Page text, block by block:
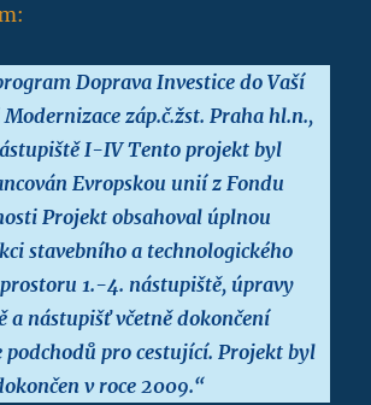
Doprava Investice do Vaší
záp.č.žst. Praha hl.n.,
I-IV Tento projekt byl
Evropskou unií z Fondu
Projekt obsahoval úplnou
stavebního a technologického
1.-4. nástupiště, úpravy
a nástupišť včetně dokončení
podchodů pro cestující. Projekt byl
v roce 2009.“